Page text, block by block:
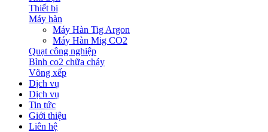
Thiết bị
Máy hàn
Máy Hàn Tig Argon
Máy Hàn Mig CO2
Quạt công nghiệp
Bình co2 chữa cháy
Võng xếp
Dịch vụ
Dịch vụ
Tin tức
Giới thiệu
Liên hệ